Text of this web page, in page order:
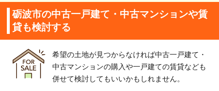
砺波市の中古一戸建て・中古マンションや賃
貸も検討する
希望の土地が見つからなければ中古一戸建て・
中古マンションの購入や一戸建ての賃貸なども
併せて検討してもいいかもしれません。